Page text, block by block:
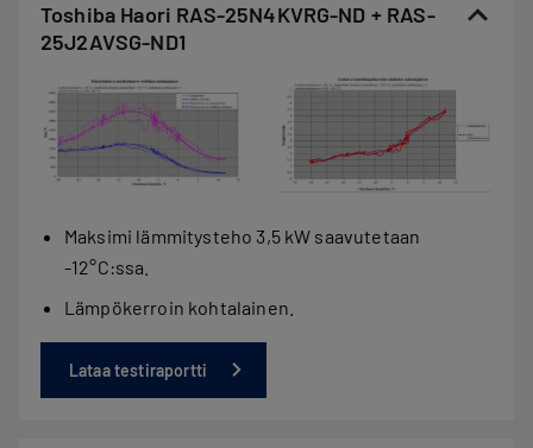
Toshiba Haori RAS-25N4KVRG-ND + RAS-
25J2AVSG-ND1
Maksimi lämmitysteho 3,5 kW saavutetaan
-12°C:ssa.
Lämpökerroin kohtalainen.
Lataa testiraportti